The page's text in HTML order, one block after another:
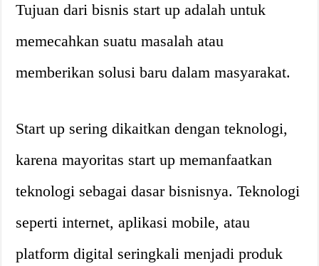
Tujuan dari bisnis start up adalah untuk
memecahkan suatu masalah atau
memberikan solusi baru dalam masyarakat.
Start up sering dikaitkan dengan teknologi,
karena mayoritas start up memanfaatkan
teknologi sebagai dasar bisnisnya. Teknologi
seperti internet, aplikasi mobile, atau
platform digital seringkali menjadi produk